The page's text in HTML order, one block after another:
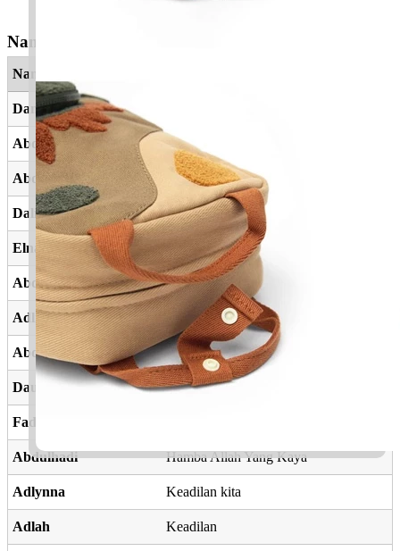
Nama Yang Berkaitan
Nama
Daniyal
Abdulhaq Hamba Allah Yang Sebenar
Abdulwahid Hamba Allah Yang Esa
Dalidah Keturunan mulia
Elnaura Bunga
Abdulqahar Hamba Allah Yang Maha Besar
Adlin Keadilan
Abdulhamid Hamba Allah Yang Terpuji
Daulah Kerajaan
Fadlia
Abdulhadi Hamba Allah Yang Kaya
Adlynna Keadilan kita
Adlah Keadilan